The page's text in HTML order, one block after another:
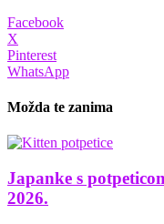
Facebook
X
Pinterest
WhatsApp
Možda te zanima
Japanke s
2026.